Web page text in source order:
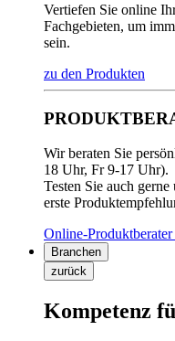
Vertiefen Sie online
Fachgebieten, um
sein.
zu den Produkten
Wir beraten Sie
18 Uhr, Fr 9-17 Uhr).
Testen Sie auch
erste
Online-Produktberater
Branchen
zurück
Kompetenz